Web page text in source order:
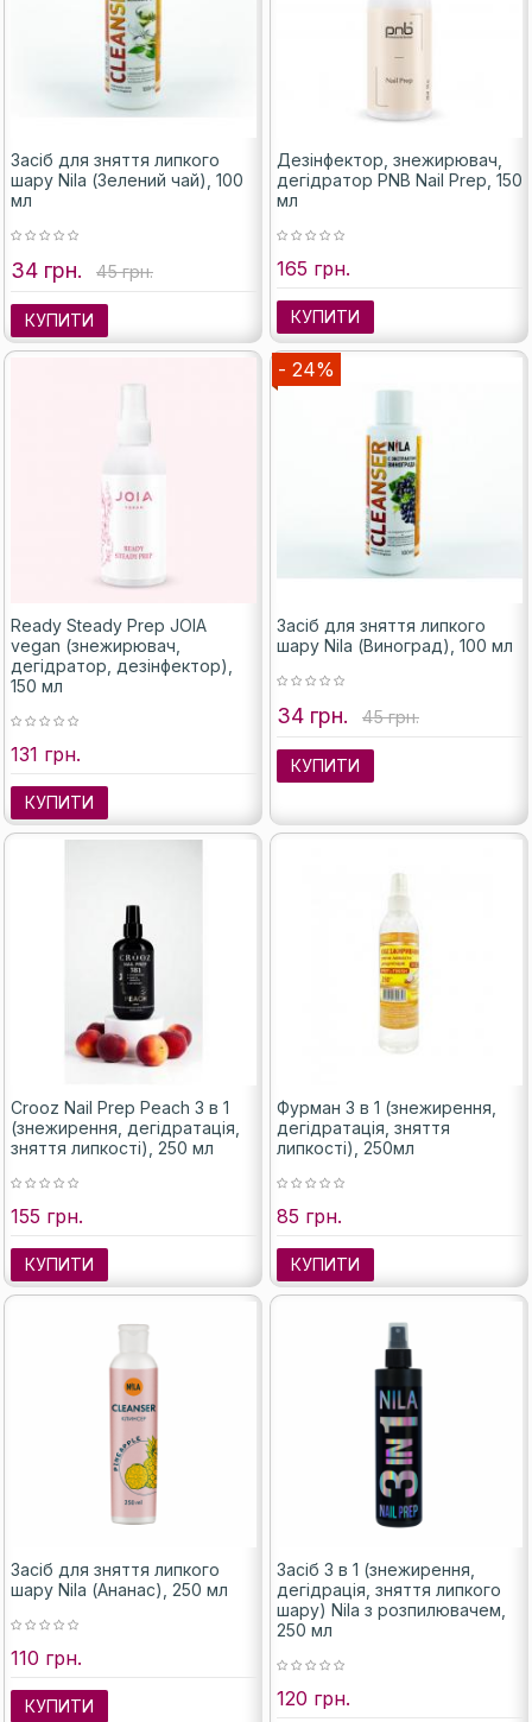
Засіб для зняття липкого
шару Nila (Зелений чай), 100
мл
34 грн. 45 грн.
КУПИТИ
Дезінфектор, знежирювач,
дегідратор PNB Nail Prep, 150
мл
165 грн.
КУПИТИ
Ready Steady Prep JOIA
vegan (знежирювач,
дегідратор, дезінфектор),
150 мл
131 грн.
КУПИТИ
- 24%
Засіб для зняття липкого
шару Nila (Виноград), 100 мл
34 грн. 45 грн.
КУПИТИ
Crooz Nail Prep Peach 3 в 1
(знежирення, дегідратація,
зняття липкості), 250 мл
155 грн.
КУПИТИ
Фурман 3 в 1 (знежирення,
дегідратація, зняття
липкості), 250мл
85 грн.
КУПИТИ
Засіб для зняття липкого
шару Nila (Ананас), 250 мл
110 грн.
КУПИТИ
Засіб 3 в 1 (знежирення,
дегідрація, зняття липкого
шару) Nila з розпилювачем,
250 мл
120 грн.